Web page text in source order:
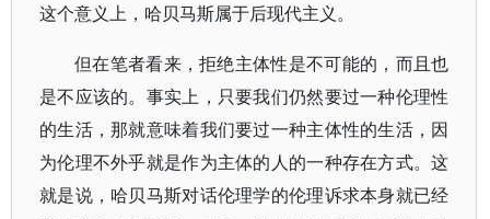
这个意义上，哈贝马斯属于后现代主义。
但在笔者看来，拒绝主体性是不可能的，而且也
是不应该的。事实上，只要我们仍然要过一种伦理性
的生活，那就意味着我们要过一种主体性的生活，因
为伦理不外乎就是作为主体的人的一种存在方式。这
就是说，哈贝马斯对话伦理学的伦理诉求本身就已经